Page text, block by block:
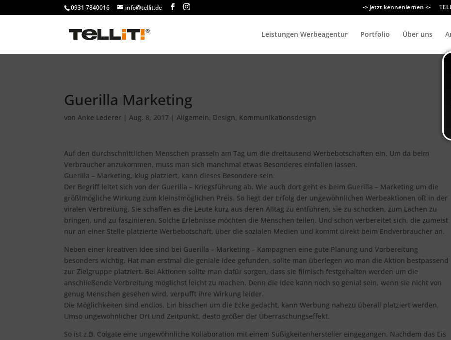
################# SINGLE
0931 7840016 info@tellit.de -> jetzt kennenlernen <-
Leistungen Werbeagentur Portfolio Über uns
Guerilla Marketing
von Anke Lederer | Aug. 8, 2017 | Allgemein, Design, Kommunikationsdesign
Auf den durchschnittlichen Menschen prasseln am Tag um die dreitausend Werbebotschaften ein. Um da beim
Verbraucher anzukommen, muss man sich manchmal etwas Besonderes einfallen lassen.
Guerilla – Marketing, klug platziert, kann dieses Besondere sein.
Der Begriff leitet sich von der Guerilla – Kriegsführung ab. Wie auch dort geht es beim Guerilla – Marketing um die
größtmögliche Wirkung zum kleinstmöglichen Preis. So liegt der Erfolg der ungewöhnlichen Werbeaktionen oft in der
viralen Verbreitung. Sie schaffen es die Leute kurz aus deren Alltag zu entführen, sie zu schocken, zum Lachen zu
bringen, und zu faszinieren. Solche Erlebnisse möchten die Menschen teilen. Und schon verbereitet sich, die zumeist
nur an einer Stelle platzierte Werbebotschaft, über die sozialen Medien und kommt direkt beim Endverbraucher an.
Neben einer kreativen Idee sind bei Guerilla – Marketing – Kampagnen eine gute Planung und Vorbereitung
besonders wichtig. Hat man erstmal die geniale Idee gefunden, sollte man überlegen wo man die Aktion bestpassend
zur Zielgruppe platziert. Bei Aktionen sollte man dafür sorgen, dass sie filmisch festgehalten werden um die
anschließende Verbreitung möglichst leicht zu machen. Denn die Idee kann noch so genial sein, wenn sie nicht von
genug Menschen gesehen wird, verpufft ihre Wirkung leider.
Die Möglichkeiten sind endlos. Ein bisschen um die Ecke gedacht, kann Werbung nahezu überall platziert werden.
Umso ungewöhnlicher Ort und Zeitpunkt, desto größer der Überraschungseffekt.
So ist z.B. Colgate eine ungewöhnliche Kollaboration mit einem Süßigkeitenhersteller eingegangen. Nachdem das Eis